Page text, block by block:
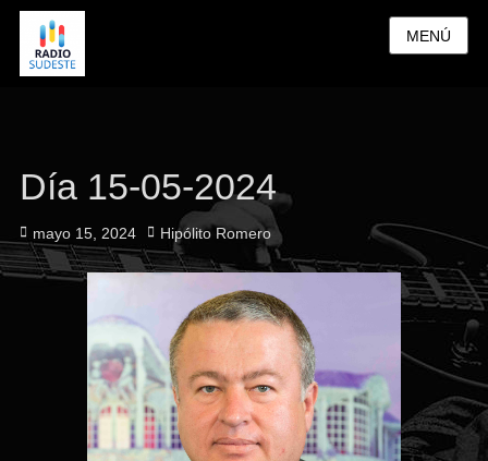
MENÚ
Día 15-05-2024
Publicado
el
mayo 15, 2024 Autor
Hipólito Romero